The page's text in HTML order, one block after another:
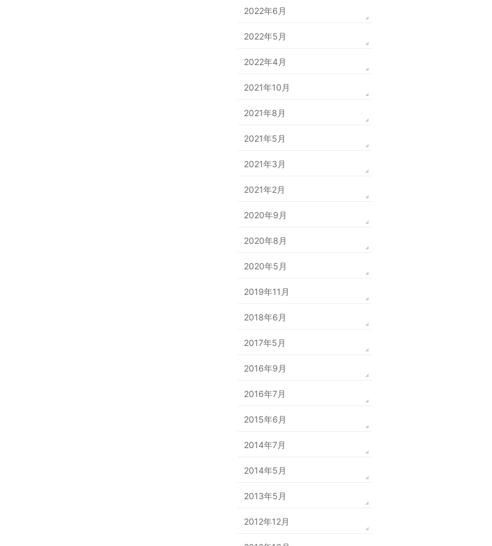
2022年6月
2022年5月
2022年4月
2021年10月
2021年8月
2021年5月
2021年3月
2021年2月
2020年9月
2020年8月
2020年5月
2019年11月
2018年6月
2017年5月
2016年9月
2016年7月
2015年6月
2014年7月
2014年5月
2013年5月
2012年12月